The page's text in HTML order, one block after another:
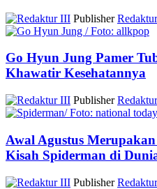
Publisher
Go Hyun Jung Pamer
Khawatir Kesehatannya
Publisher
Awal Agustus
Kisah Spiderman di
Publisher